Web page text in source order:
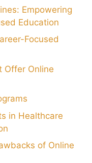
Empowering
Education
Focused
Offer Online
in Healthcare
of Online